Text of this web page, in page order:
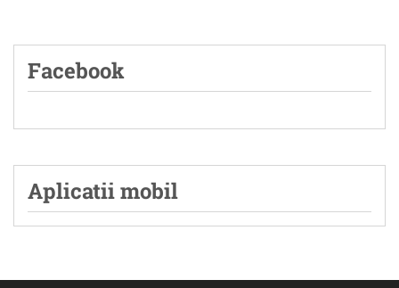
Facebook
Aplicatii mobil